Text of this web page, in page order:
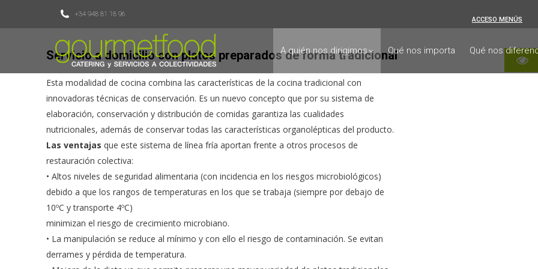
+34 948 81 18 96
ACCESO MENÚS
A quién nos dirigimos Qué nos importa Qué nos
Servicio a domicilio con platos preparados de forma tradicional
Esta modalidad de cocina combina las características de la cocina tradicional con
innovadoras técnicas de conservación. Es un nuevo concepto que por su sistema de
elaboración, conservación y distribución de comidas garantiza las cualidades
nutricionales, además de conservar todas las características organolépticas del producto.
Las ventajas que este sistema de línea fría aportan frente a otros procesos de
restauración colectiva:
• Altos niveles de seguridad alimentaria (con incidencia en los riesgos microbiológicos)
debido a que los rangos de temperaturas en los que se trabaja (siempre por debajo de
10ºC y transporte 4ºC)
minimizan el riesgo de crecimiento microbiano.
• La manipulación se reduce al mínimo y con ello el riesgo de contaminación. Se evitan
derrames y pérdida de temperatura.